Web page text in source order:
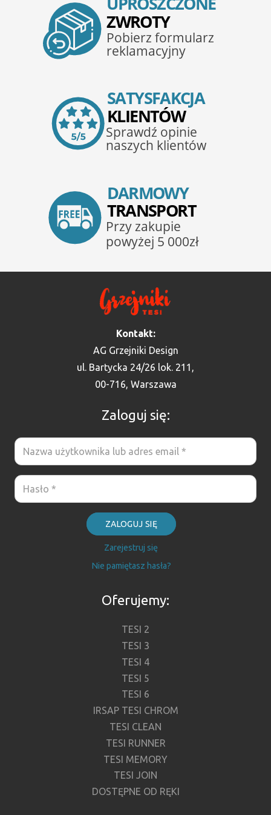
Kontakt:
AG Grzejniki Design
ul. Bartycka 24/26 lok. 211,
00-716, Warszawa
Zaloguj się:
ZALOGUJ SIĘ
Zarejestruj się
Nie pamiętasz hasła?
Oferujemy:
TESI 2
TESI 3
TESI 4
TESI 5
TESI 6
IRSAP TESI CHROM
TESI CLEAN
TESI RUNNER
TESI MEMORY
TESI JOIN
DOSTĘPNE OD RĘKI